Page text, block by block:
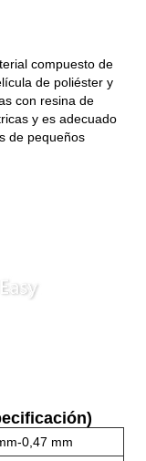
compuesto de
de poliéster y
con resina de
y es adecuado
de pequeños
0,47 mm